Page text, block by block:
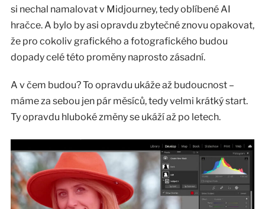
si nechal namalovat v Midjourney, tedy oblíbené AI
hračce. A bylo by asi opravdu zbytečné znovu opakovat,
že pro cokoliv grafického a fotografického budou
dopady celé této proměny naprosto zásadní.
A v čem budou? To opravdu ukáže až budoucnost –
máme za sebou jen pár měsíců, tedy velmi krátký start.
Ty opravdu hluboké změny se ukáží až po letech.